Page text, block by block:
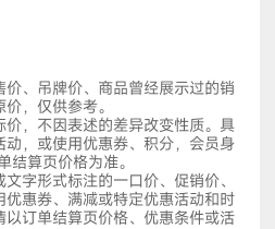
、吊牌价、商品曾经展示过的销
，仅供参考。
，不因表述的差异改变性质。具
，或使用优惠券、积分，会员身
结算页价格为准。
字形式标注的一口价、促销价、
惠券、满减或特定优惠活动和时
订单结算页价格、优惠条件或活